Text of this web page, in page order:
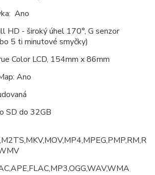
Ano
HD - široký úhel 170°, G senzor
5 ti minutové smyčky)
Color LCD, 154mm x 86mm
Ano
SD do 32GB